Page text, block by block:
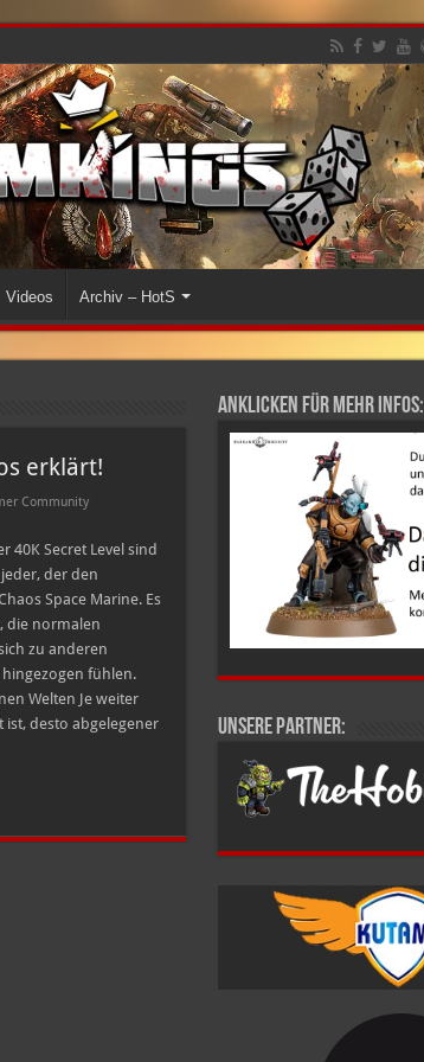
Videos Archiv – HotS
erklärt!
Community
40K Secret Level sind
der den
Space Marine. Es
die normalen
zu anderen
fühlen.
Welten Je weiter
ist, desto abgelegener
Anklicken für mehr Infos:
Unsere Partner: